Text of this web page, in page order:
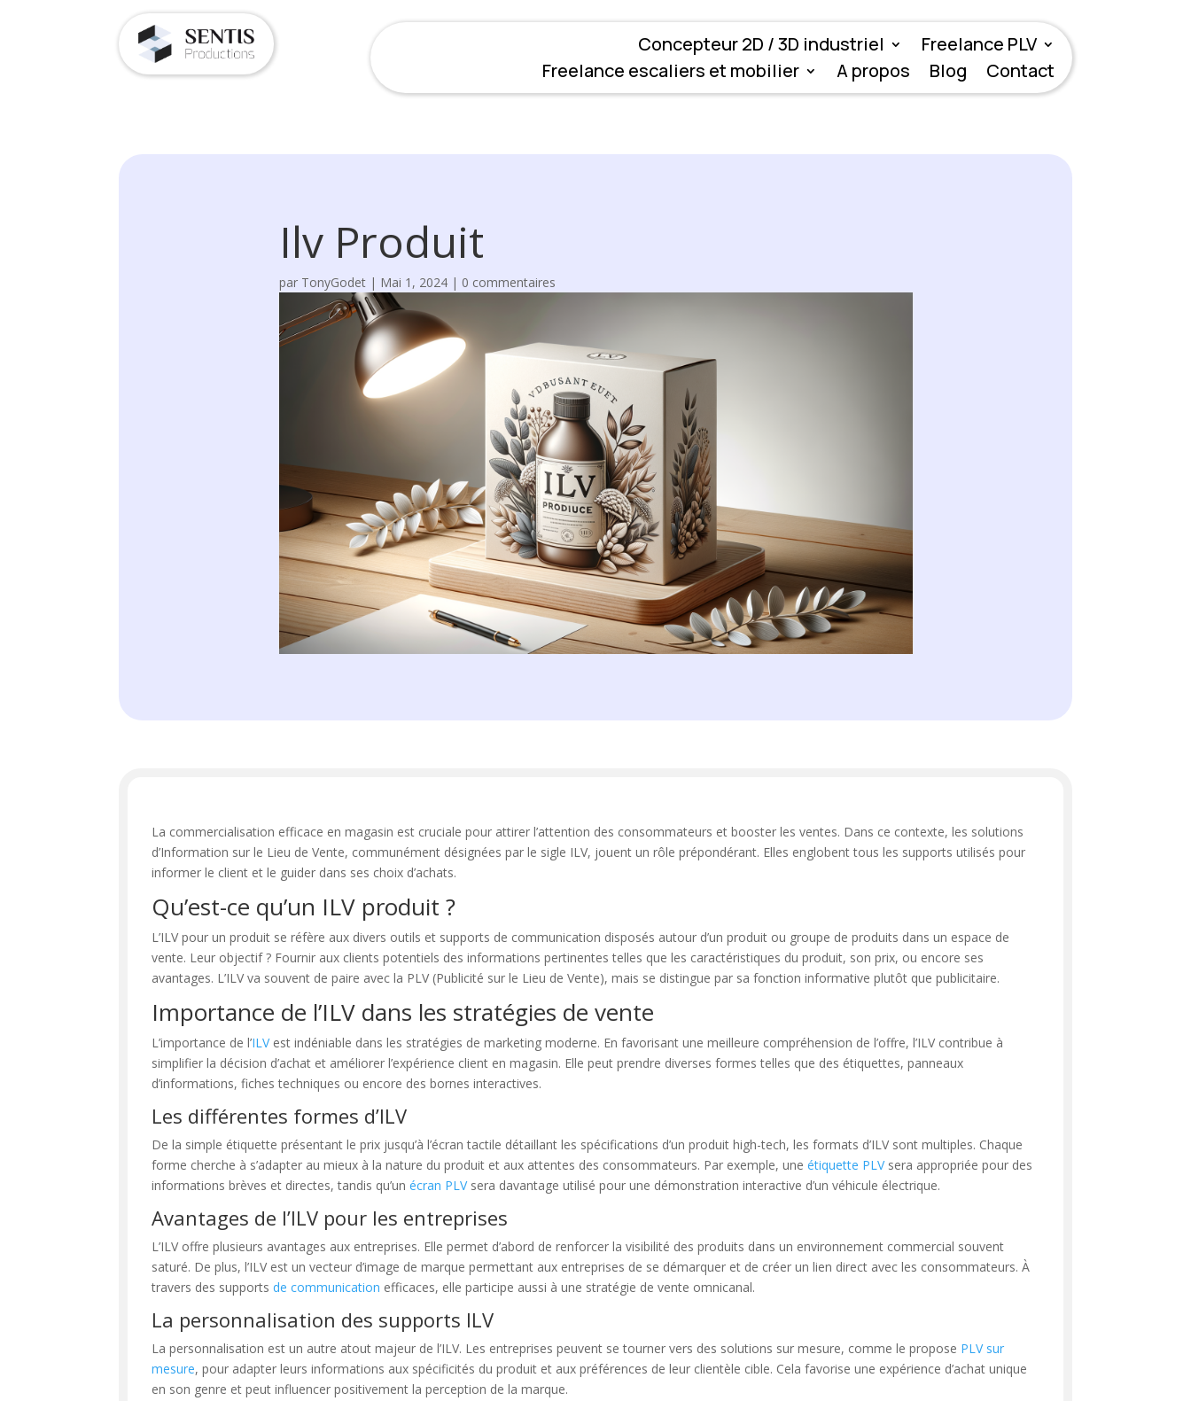
Concepteur 2D / 3D industriel
Freelance PLV
Freelance escaliers et mobilier
A propos Blog Contact
Ilv Produit
par TonyGodet| Mai 1, 2024| 0 commentaires
La commercialisation efficace en magasin est cruciale pour attirer l’attention des consommateurs et booster les ventes. Dans ce contexte, les solutions
d’Information sur le Lieu de Vente, communément désignées par le sigle ILV, jouent un rôle prépondérant. Elles englobent tous les supports utilisés pour
informer le client et le guider dans ses choix d’achats.
Qu’est-ce qu’un ILV produit ?
L’ILV pour un produit se réfère aux divers outils et supports de communication disposés autour d’un produit ou groupe de produits dans un espace de
vente. Leur objectif ? Fournir aux clients potentiels des informations pertinentes telles que les caractéristiques du produit, son prix, ou encore ses
avantages. L’ILV va souvent de paire avec la PLV (Publicité sur le Lieu de Vente), mais se distingue par sa fonction informative plutôt que publicitaire.
Importance de l’ILV dans les stratégies de vente
L’importance de l’ILVest indéniable dans les stratégies de marketing moderne. En favorisant une meilleure compréhension de l’offre, l’ILV contribue à
simplifier la décision d’achat et améliorer l’expérience client en magasin. Elle peut prendre diverses formes telles que des étiquettes, panneaux
d’informations, fiches techniques ou encore des bornes interactives.
Les différentes formes d’ILV
De la simple étiquette présentant le prix jusqu’à l’écran tactile détaillant les spécifications d’un produit high-tech, les formats d’ILV sont multiples. Chaque
forme cherche à s’adapter au mieux à la nature du produit et aux attentes des consommateurs. Par exemple, uneétiquette PLVsera appropriée pour des
informations brèves et directes, tandis qu’unécran PLVsera davantage utilisé pour une démonstration interactive d’un véhicule électrique.
Avantages de l’ILV pour les entreprises
L’ILV offre plusieurs avantages aux entreprises. Elle permet d’abord de renforcer la visibilité des produits dans un environnement commercial souvent
saturé. De plus, l’ILV est un vecteur d’image de marque permettant aux entreprises de se démarquer et de créer un lien direct avec les consommateurs. À
travers des supportsde communication efficaces, elle participe aussi à une stratégie de vente omnicanal.
La personnalisation des supports ILV
La personnalisation est un autre atout majeur de l’ILV. Les entreprises peuvent se tourner vers des solutions sur mesure, comme le propose PLV sur
mesure, pour adapter leurs informations aux spécificités du produit et aux préférences de leur clientèle cible. Cela favorise une expérience d’achat unique
en son genre et peut influencer positivement la perception de la marque.